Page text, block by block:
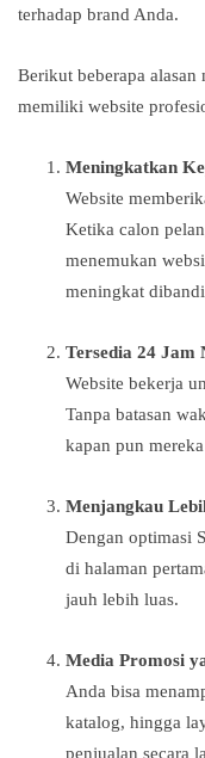
terhadap brand Anda.
Berikut beberapa alasan
memiliki website
Meningkatkan
Website
Ketika calon
menemukan
meningkat
Tersedia 24 Jam
Website bekerja
Tanpa batasan
kapan pun
Menjangkau
Dengan optimasi
di halaman
jauh lebih luas.
Media Promosi
Anda bisa
katalog, hingga
penjualan secara